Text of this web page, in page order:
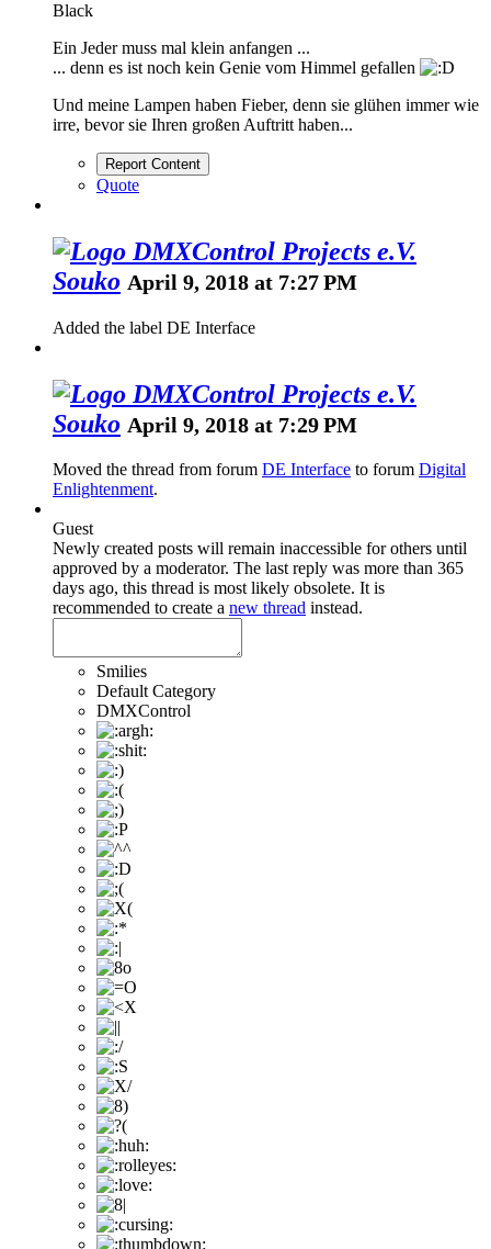
Black
Ein Jeder muss mal klein anfangen ...
... denn es ist noch kein Genie vom Himmel gefallen
Und meine Lampen haben Fieber, denn sie glühen immer wie
irre, bevor sie Ihren großen Auftritt haben...
Report Content
Quote
Souko April 9, 2018 at 7:27 PM
Added the label DE Interface
Souko April 9, 2018 at 7:29 PM
Moved the thread from forum DE Interface to forum Digital
Enlightenment.
Guest
Newly created posts will remain inaccessible for others until
approved by a moderator. The last reply was more than 365
days ago, this thread is most likely obsolete. It is
recommended to create a new thread instead.
Smilies
Default Category
DMXControl